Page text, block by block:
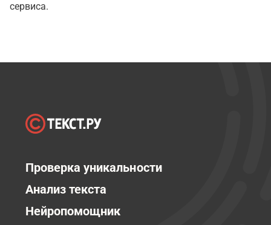
сервиса.
Проверка уникальности
Анализ текста
Нейропомощник